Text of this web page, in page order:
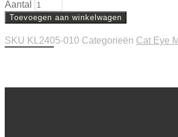
Aantal
Toevoegen aan winkelwagen
SKU KL2405-010 Categorieën Cat Eye